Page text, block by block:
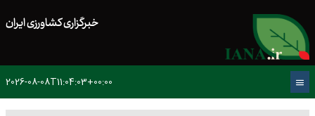
خبرگزاری کشاورزی ایران
2026-08-08T11:04:03+00:00